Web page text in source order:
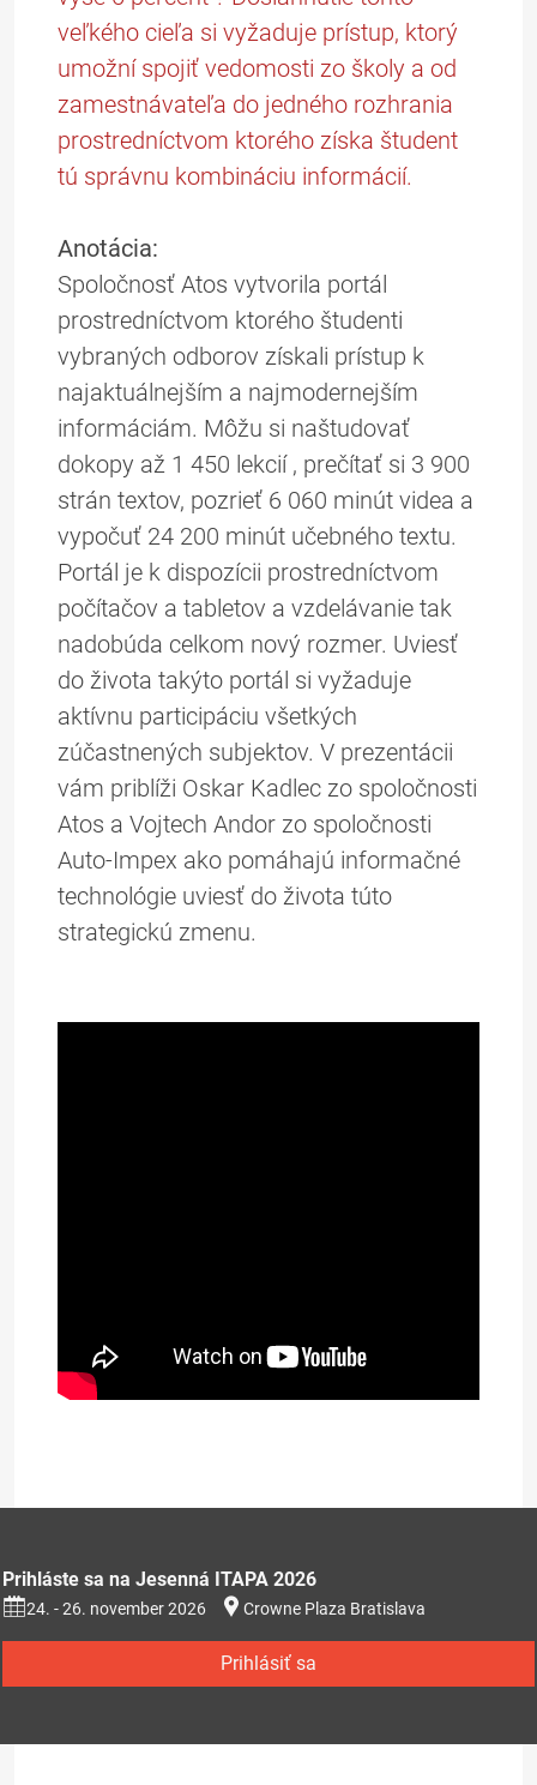
veľkého cieľa si vyžaduje prístup, ktorý
umožní spojiť vedomosti zo školy a od
zamestnávateľa do jedného rozhrania
prostredníctvom ktorého získa študent
tú správnu kombináciu informácií.
Anotácia:
Spoločnosť Atos vytvorila portál
prostredníctvom ktorého študenti
vybraných odborov získali prístup k
najaktuálnejším a najmodernejším
informáciám. Môžu si naštudovať
dokopy až 1 450 lekcií , prečítať si 3 900
strán textov, pozrieť 6 060 minút videa a
vypočuť 24 200 minút učebného textu.
Portál je k dispozícii prostredníctvom
počítačov a tabletov a vzdelávanie tak
nadobúda celkom nový rozmer. Uviesť
do života takýto portál si vyžaduje
aktívnu participáciu všetkých
zúčastnených subjektov. V prezentácii
vám priblíži Oskar Kadlec zo spoločnosti
Atos a Vojtech Andor zo spoločnosti
Auto-Impex ako pomáhajú informačné
technológie uviesť do života túto
strategickú zmenu.
Prezentácia na stiahnutie (353kB)
Prihláste sa na Jesenná ITAPA 2026
24. - 26. november 2026 Crowne Plaza Bratislava
Prihlásiť sa